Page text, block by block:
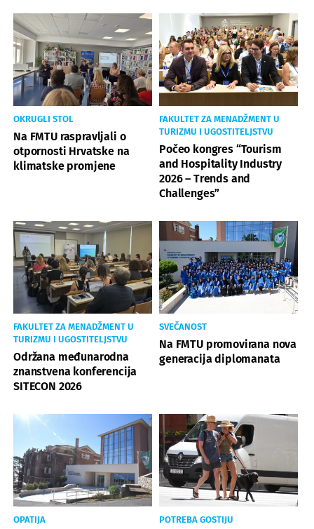
OKRUGLI STOL
Na FMTU raspravljali o
otpornosti Hrvatske na
klimatske promjene
FAKULTET ZA MENADŽMENT U
TURIZMU I UGOSTITELJSTVU
Počeo kongres “Tourism
and Hospitality Industry
2026 – Trends and
Challenges”
FAKULTET ZA MENADŽMENT U
TURIZMU I UGOSTITELJSTVU
Održana međunarodna
znanstvena konferencija
SITECON 2026
SVEČANOST
Na FMTU promovirana nova
generacija diplomanata
OPATIJA POTREBA GOSTIJU